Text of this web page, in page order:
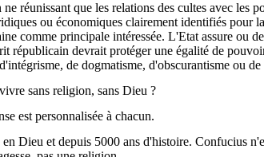
réunissant que les relations des cultes avec les
ou économiques clairement identifiés pour
comme principale intéressée. L'Etat assure ou
devrait protéger une égalité de
de dogmatisme, d'obscurantisme ou
sans religion, sans Dieu ?
est personnalisée à chacun.
Dieu et depuis 5000 ans d'histoire. Confucius